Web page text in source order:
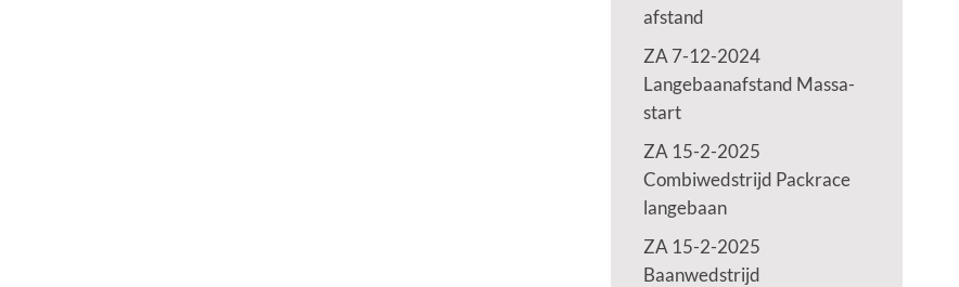
afstand
ZA 7-12-2024
Langebaanafstand Massa-
start
ZA 15-2-2025
Combiwedstrijd Packrace
langebaan
ZA 15-2-2025
Baanwedstrijd